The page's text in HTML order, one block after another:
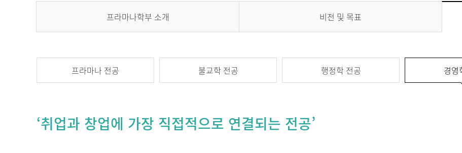
프라마나학부 소개 비전 및 목표
프라마나 전공 불교학 전공 행정학 전공 경영
‘취업과 창업에 가장 직접적으로 연결되는 전공’